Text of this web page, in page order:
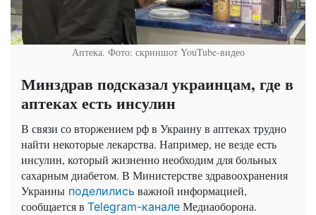
Аптека. Фото: скриншот YouTube-видео
Минздрав подсказал украинцам, где в
аптеках есть инсулин
В связи со вторжением рф в Украину в аптеках трудно
найти некоторые лекарства. Например, не везде есть
инсулин, который жизненно необходим для больных
сахарным диабетом. В Министерстве здравоохранения
Украины поделились важной информацией,
сообщается в Telegram-канале Медиаоборона.